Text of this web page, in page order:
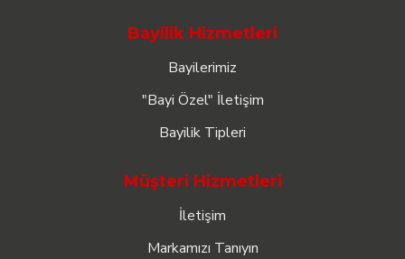
Bayilik Hizmetleri
Bayilerimiz
"Bayi Özel" İletişim
Bayilik Tipleri
Müşteri Hizmetleri
İletişim
Markamızı Tanıyın